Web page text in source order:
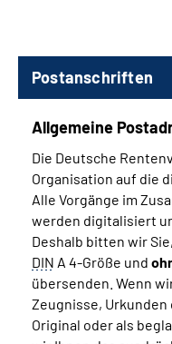
Postanschriften
Allgemeine
Die Deutsche
Organisation auf die
Alle Vorgänge im
werden digitalisiert
Deshalb bitten wir
DIN A 4-Größe und
übersenden. Wenn
Zeugnisse,
Original oder als